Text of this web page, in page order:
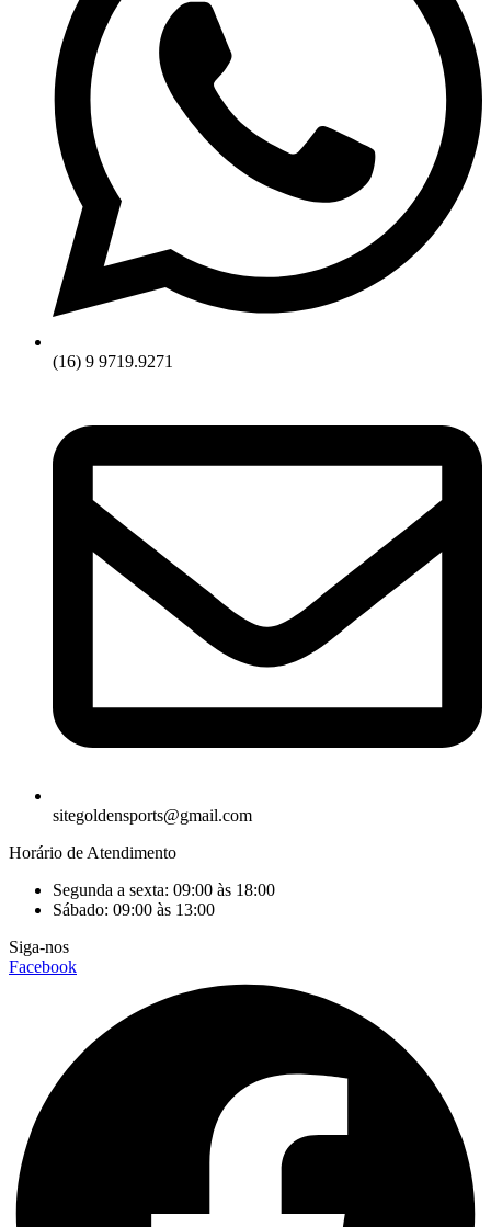
(16) 9 9719.9271
sitegoldensports@gmail.com
Horário de Atendimento
Segunda a sexta: 09:00 às 18:00
Sábado: 09:00 às 13:00
Siga-nos
Facebook